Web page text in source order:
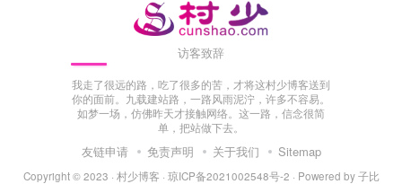
访客致辞
我走了很远的路，吃了很多的苦，才将这村少博客送到
你的面前。九载建站路，一路风雨泥泞，许多不容易。
如梦一场，仿佛昨天才接触网络。这一路，信念很简
单，把站做下去。
友链申请 免责声明 关于我们 Sitemap
Copyright © 2023 · 村少博客 · 琼ICP备2021002548号-2 · Powered by子比